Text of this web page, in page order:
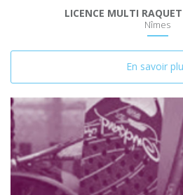
LICENCE MULTI
Nîmes
En savoir